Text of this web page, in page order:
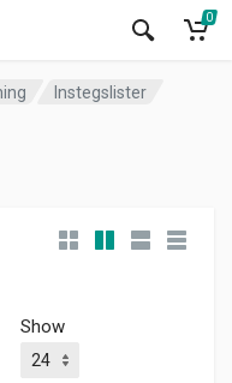
0
Instegslister
Show